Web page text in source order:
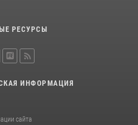
представителя Президента
округе Виталием Кузнецовым
РЕСУРСЫ
ИНФОРМАЦИЯ
сайта